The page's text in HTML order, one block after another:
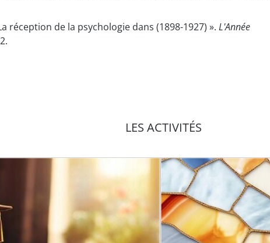
réception de la psychologie dans (1898-1927) ». L'Année
LES ACTIVITÉS